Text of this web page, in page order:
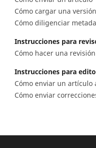
Cómo cargar una
Cómo diligenciar
Instrucciones para
Cómo hacer una revisión
Instrucciones para
Cómo enviar un artículo
Cómo enviar